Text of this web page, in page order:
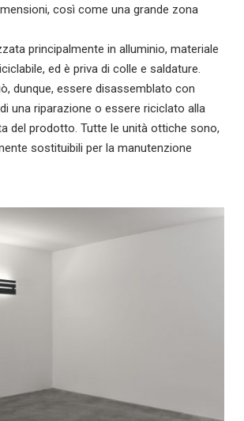
così come una grande zona
principalmente in alluminio, materiale
ed è priva di colle e saldature.
dunque, essere disassemblato con
una riparazione o essere riciclato alla
del prodotto. Tutte le unità ottiche sono,
sostituibili per la manutenzione